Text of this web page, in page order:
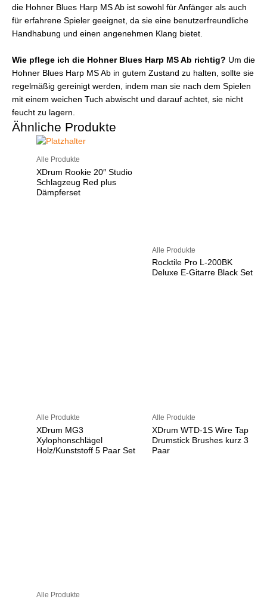
die Hohner Blues Harp MS Ab ist sowohl für Anfänger als auch
für erfahrene Spieler geeignet, da sie eine benutzerfreundliche
Handhabung und einen angenehmen Klang bietet.
Wie pflege ich die Hohner Blues Harp MS Ab richtig? Um die
Hohner Blues Harp MS Ab in gutem Zustand zu halten, sollte sie
regelmäßig gereinigt werden, indem man sie nach dem Spielen
mit einem weichen Tuch abwischt und darauf achtet, sie nicht
feucht zu lagern.
Ähnliche Produkte
Alle Produkte
XDrum Rookie 20″ Studio
Schlagzeug Red plus
Dämpferset
Alle Produkte
Rocktile Pro L-200BK
Deluxe E-Gitarre Black Set
Alle Produkte
XDrum MG3
Xylophonschlägel
Holz/Kunststoff 5 Paar Set
Alle Produkte
XDrum WTD-1S Wire Tap
Drumstick Brushes kurz 3
Paar
Alle Produkte